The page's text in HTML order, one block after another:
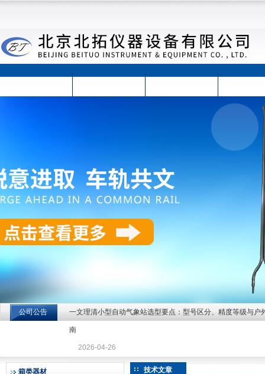
北京北拓仪器设备有限公司
公司公告 一文理清小型自动气象站选型要点：型号区分、精度等级与户
南
2026-04-26
箱类器材 技术文章